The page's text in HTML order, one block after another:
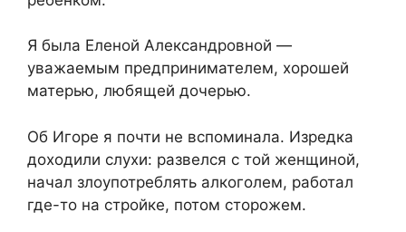
Я была Еленой Александровной —
уважаемым предпринимателем, хорошей
матерью, любящей дочерью.
Об Игоре я почти не вспоминала. Изредка
доходили слухи: развелся с той женщиной,
начал злоупотреблять алкоголем, работал
где-то на стройке, потом сторожем.